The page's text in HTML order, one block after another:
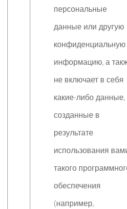
персональные
данные или другую
конфиденциальную
информацию, а
не включает в себя
какие-либо данные,
созданные в
результате
использования
такого
обеспечения
(например,